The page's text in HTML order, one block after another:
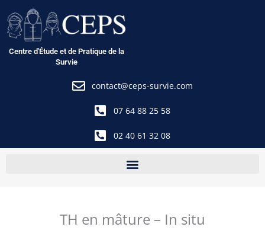
au
contenu
Centre d'Étude et de Pratique de la
Survie
contact@ceps-survie.com
07 64 88 25 58
02 40 61 32 08
TH en mâture – In situ